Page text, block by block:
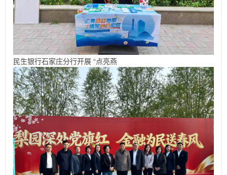
民生银行石家庄分行开展 “点亮燕